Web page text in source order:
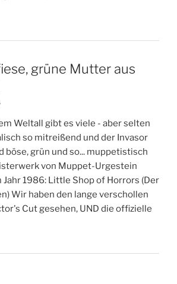
grüne Mutter aus
Weltall gibt es viele - aber selten
so mitreißend und der Invasor
böse, grün und so... muppetistisch
von Muppet-Urgestein
Jahr 1986: Little Shop of Horrors (Der
Wir haben den lange verschollen
Cut gesehen, UND die offizielle